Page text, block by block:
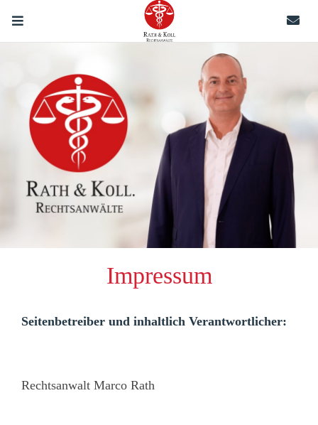
Impressum
Seitenbetreiber und inhaltlich Verantwortlicher:
Rechtsanwalt Marco Rath